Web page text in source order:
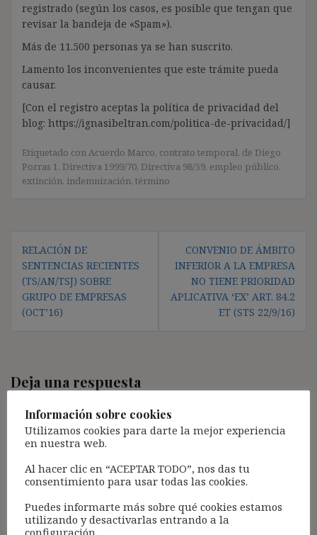
registrado (según los casos, es posible que tengan que
revisar la bandeja de «Spam»).
Más de 11.500 personas ya se han suscrito.
Lamento los inconvenientes que este trámite pueda
causar.
[Con el registro aceptas la política de privacidad del
blog: https://ignasibeltran.com/politica-de-privacidad/]
Etiquetado con Acuerdo Marco, contrato temporal, de Diego
Porras 1 , Directiva 1999/70, Directiva 98/59, empleo público,
extinción, indemnización, término
Navegación
de
entradas
RELACIÓN DE
SENTENCIAS RECIENTES
(TS/AN/TSJ) SOBRE
GRUPO DE EMPRESAS
(OCT’16)
CONVENIO DE ÁMBITO
INFERIOR A LA EMPRESA
NO TIENE PRIORIDAD
APLICATIVA ‘EX’ ART. 84.2
ET (STS 22/9/16)
Deja una respuesta
campos obligatorios están marcados con
Comentario*
Información sobre cookies
Utilizamos cookies para darte la mejor experiencia
en nuestra web.
Al hacer clic en “ACEPTAR TODO”, nos das tu
consentimiento para usar todas las cookies.
Puedes informarte más sobre qué cookies estamos
utilizando y desactivarlas entrando a la
configuración.